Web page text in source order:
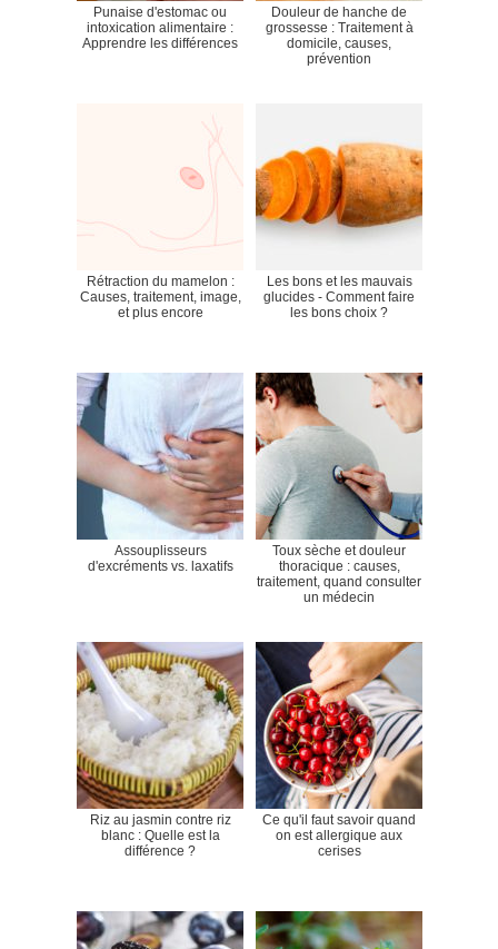
Punaise d'estomac ou
intoxication alimentaire :
Apprendre les différences
Douleur de hanche de
grossesse : Traitement à
domicile, causes,
prévention
Rétraction du mamelon :
Causes, traitement, image,
et plus encore
Les bons et les mauvais
glucides - Comment faire
les bons choix ?
Assouplisseurs
d'excréments vs. laxatifs
Toux sèche et douleur
thoracique : causes,
traitement, quand consulter
un médecin
Riz au jasmin contre riz
blanc : Quelle est la
différence ?
Ce qu'il faut savoir quand
on est allergique aux
cerises